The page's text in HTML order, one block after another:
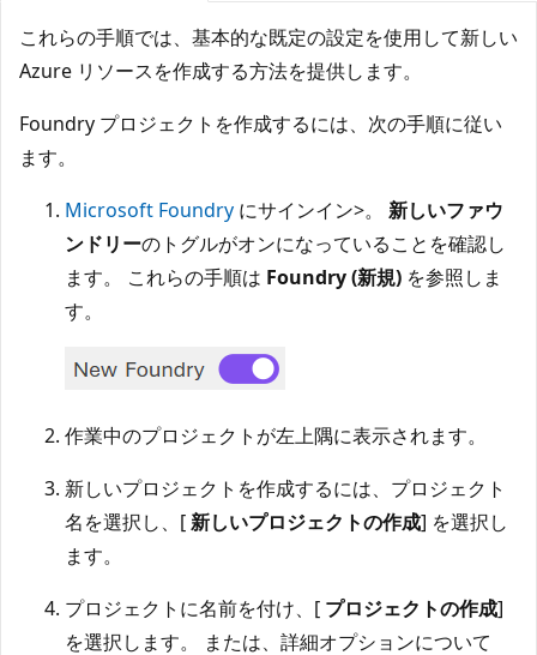
これらの手順では、基本的な既定の設定を使用して新しい
Azure リソースを作成する方法を提供します。
Foundry プロジェクトを作成するには、次の手順に従い
ます。
Microsoft Foundry にサインイン>。 新しいファウ
ンドリーのトグルがオンになっていることを確認し
ます。 これらの手順は Foundry (新規) を参照しま
す。
作業中のプロジェクトが左上隅に表示されます。
新しいプロジェクトを作成するには、プロジェクト
名を選択し、[新しいプロジェクトの作成] を選択し
ます。
プロジェクトに名前を付け、[ プロジェクトの作成]
を選択します。 または、詳細オプションについて